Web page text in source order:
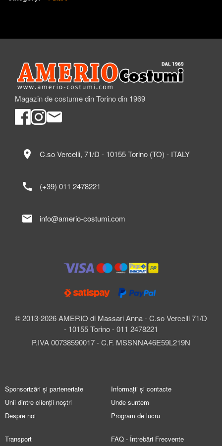
Magazin de costume din Torino din 1969
© 2013-2026 AMERIO di Massari Anna - C.so Vercelli 71/D
- 10155 Torino - 011 2478221
P.IVA 00738590017 - C.F. MSSNNA46E59L219N
location_on C.so Vercelli, 71/D - 10155 Torino (TO) - ITALY
call (+39) 011 2478221
mail info@amerio-costumi.com
Sponsorizări și parteneriate
Unii dintre clienții noștri
Despre noi
Informații și contacte
Unde suntem
Program de lucru
Transport FAQ - Întrebări Frecvente